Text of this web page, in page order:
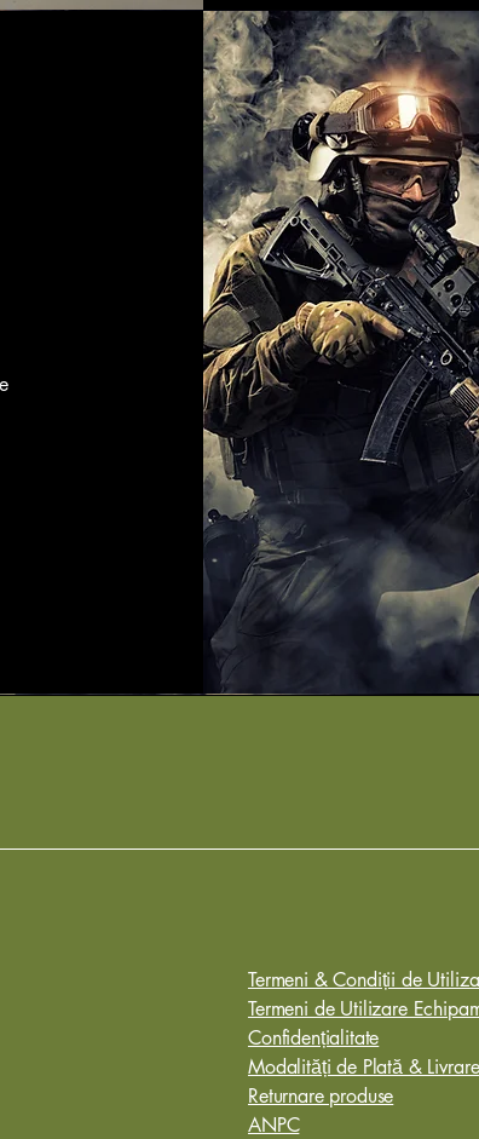
​Termeni & Condiții de
Termeni de Utilizare
Confidențialitate
Modalități de Plată & Livrare
Returnare produse
ANPC